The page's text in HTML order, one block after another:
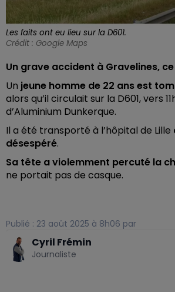
Les faits ont eu lieu sur la D601.
Crédit : Google Maps
Un grave accident à Gravelines,
Un jeune homme de 22 ans est
alors qu’il circulait sur la D601, vers
d’Aluminium Dunkerque.
Il a été transporté à l’hôpital de Lille
désespéré.
Sa tête a violemment percuté la
ne portait pas de casque.
Publié : 23 août 2025 à 8h06 par
Cyril Frémin
Journaliste